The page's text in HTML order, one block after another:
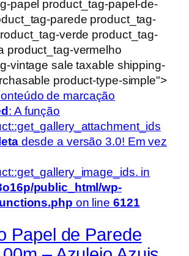
papel product_tag-papel-de-
parede product_tag-
verde product_tag-
product_tag-vermelho
vintage sale taxable shipping-
product-type-simple">
: A função
desde a versão 3.0! Em vez
in
public_html/wp-
on line 6121
Papel de Parede